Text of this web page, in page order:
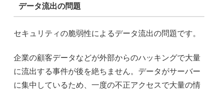
データ流出の問題
セキュリティの脆弱性によるデータ流出の問題です。
企業の顧客データなどが外部からのハッキングで大量
に流出する事件が後を絶ちません。データがサーバー
に集中しているため、一度の不正アクセスで大量の情